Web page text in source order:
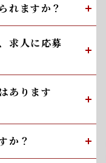
れますか？
求人に応募
あります
か？